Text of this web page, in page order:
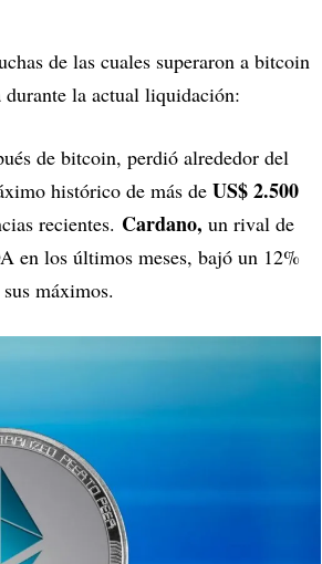
de las cuales superaron a bitcoin
durante la actual liquidación:
de bitcoin, perdió alrededor del
histórico de más de US$ 2.500
recientes. Cardano, un rival de
en los últimos meses, bajó un 12%
máximos.